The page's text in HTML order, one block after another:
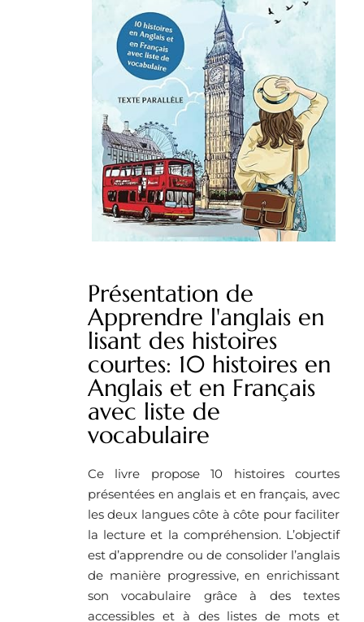
Présentation de
Apprendre l'anglais en
lisant des histoires
courtes: 10 histoires en
Anglais et en Français
avec liste de
vocabulaire
Ce livre propose 10 histoires courtes
présentées en anglais et en français, avec
les deux langues côte à côte pour faciliter
la lecture et la compréhension. L’objectif
est d’apprendre ou de consolider l’anglais
de manière progressive, en enrichissant
son vocabulaire grâce à des textes
accessibles et à des listes de mots et